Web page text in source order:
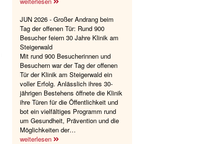
JUN 2026 - Großer Andrang beim
Tag der offenen Tür: Rund 900
Besucher feiern 30 Jahre Klinik am
Steigerwald
Mit rund 900 Besucherinnen und
Besuchern war der Tag der offenen
Tür der Klinik am Steigerwald ein
voller Erfolg. Anlässlich ihres 30-
jährigen Bestehens öffnete die Klinik
ihre Türen für die Öffentlichkeit und
bot ein vielfältiges Programm rund
um Gesundheit, Prävention und die
Möglichkeiten der…
weiterlesen